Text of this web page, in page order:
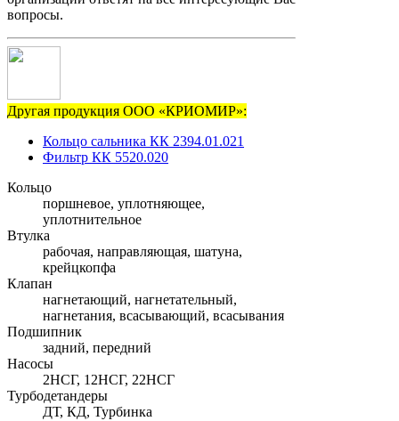
вопросы.
Другая продукция ООО «КРИОМИР»:
Кольцо сальника КК 2394.01.021
Фильтр КК 5520.020
Кольцо
поршневое, уплотняющее,
уплотнительное
Втулка
рабочая, направляющая, шатуна,
крейцкопфа
Клапан
нагнетающий, нагнетательный,
нагнетания, всасывающий, всасывания
Подшипник
задний, передний
Насосы
2НСГ, 12НСГ, 22НСГ
Турбодетандеры
ДТ, КД, Турбинка